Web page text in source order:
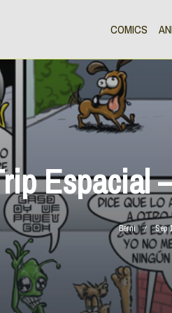
COMICS
Espacial
Berni Sep